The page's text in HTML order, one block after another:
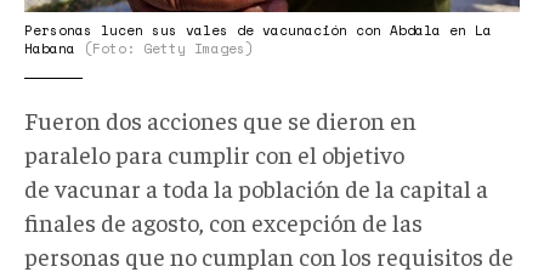
Personas lucen sus vales de vacunación con Abdala en La
Habana
(Foto: Getty Images)
Fueron dos acciones que se dieron en
paralelo para cumplir con el objetivo
de vacunar a toda la población de la capital a
finales de agosto, con excepción de las
personas que no cumplan con los requisitos de